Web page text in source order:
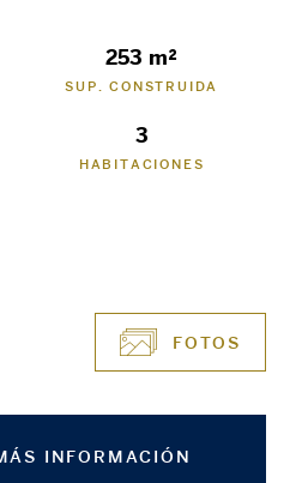
253 m²
SUP. CONSTRUIDA
3
HABITACIONES
FOTOS
INFORMACIÓN